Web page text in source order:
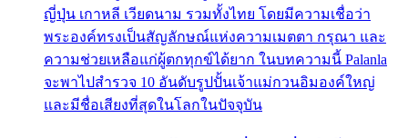
ญี่ปุ่น เกาหลี เวียดนาม รวมทั้งไทย โดยมีความเชื่อว่า
พระองค์ทรงเป็นสัญลักษณ์แห่งความเมตตา กรุณา และ
ความช่วยเหลือแก่ผู้ตกทุกข์ได้ยาก ในบทความนี้ Palanla
จะพาไปสำรวจ 10 อันดับรูปปั้นเจ้าแม่กวนอิมองค์ใหญ่
และมีชื่อเสียงที่สุดในโลกในปัจจุบัน